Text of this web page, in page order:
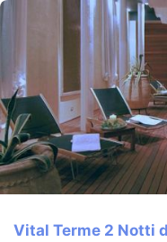
Vital Terme 2 Notti